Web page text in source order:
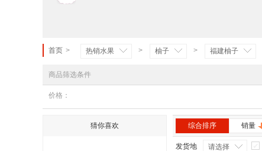
首页 > 热销水果 > 柚子 > 福建柚子
商品筛选条件
价格：
猜你喜欢 综合排序 销量
发货地 请选择